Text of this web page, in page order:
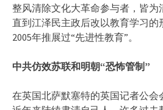
整风清除文化大革命参与者，皆为
直到江泽民主政后改以教育学习的
2005年推展过“先进性教育”。
中共仿效苏联和明朝“恐怖管制”
在英国北萨默塞特的英国记者公会